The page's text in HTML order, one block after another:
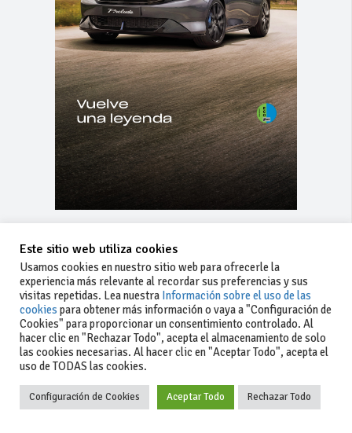
YouTube
Facebook
Instagram
Ultimos Videos
Doble de espacio y más ofertas en el II Salón del
Caravaning Andaluz en Jerez
Este sitio web utiliza cookies
Usamos cookies en nuestro sitio web para ofrecerle la
experiencia más relevante al recordar sus preferencias y sus
visitas repetidas. Lea nuestra Información sobre el uso de las
cookies para obtener más información o vaya a "Configuración de
Cookies" para proporcionar un consentimiento controlado. Al
hacer clic en "Rechazar Todo", acepta el almacenamiento de solo
las cookies necesarias. Al hacer clic en "Aceptar Todo", acepta el
uso de TODAS las cookies.
Configuración de Cookies Aceptar Todo Rechazar Todo